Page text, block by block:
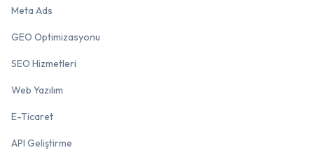
Meta Ads
GEO Optimizasyonu
SEO Hizmetleri
Web Yazılım
E-Ticaret
API Geliştirme